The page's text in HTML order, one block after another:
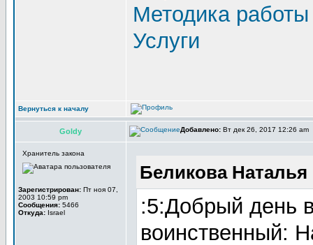
Методика
Услуги
Вернуться к началу
Goldy Добавлено: Вт дек 26, 2017 12:26 am
Хранитель закона
Зарегистрирован: Пт ноя 07,
2003 10:59 pm
Сообщения: 5466
Откуда: Israel
Беликова Наталья
:5:Добрый день
воинственный: